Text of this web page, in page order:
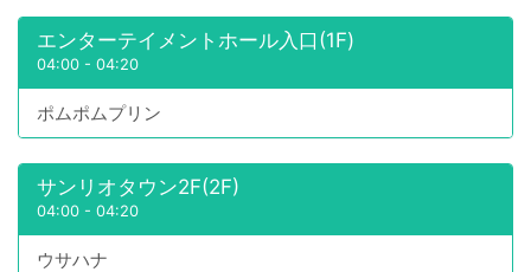
エンターテイメントホール入口(1F)
04:00 - 04:20
ポムポムプリン
サンリオタウン2F(2F)
04:00 - 04:20
ウサハナ